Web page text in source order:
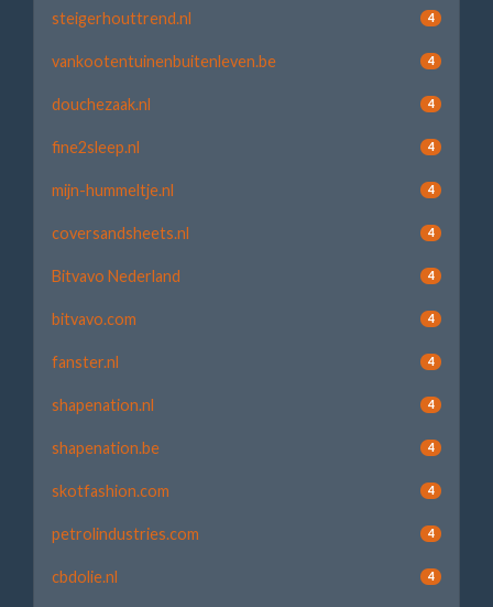
steigerhouttrend.nl 4
vankootentuinenbuitenleven.be 4
douchezaak.nl 4
fine2sleep.nl 4
mijn-hummeltje.nl 4
coversandsheets.nl 4
Bitvavo Nederland 4
bitvavo.com 4
fanster.nl 4
shapenation.nl 4
shapenation.be 4
skotfashion.com 4
petrolindustries.com 4
cbdolie.nl 4